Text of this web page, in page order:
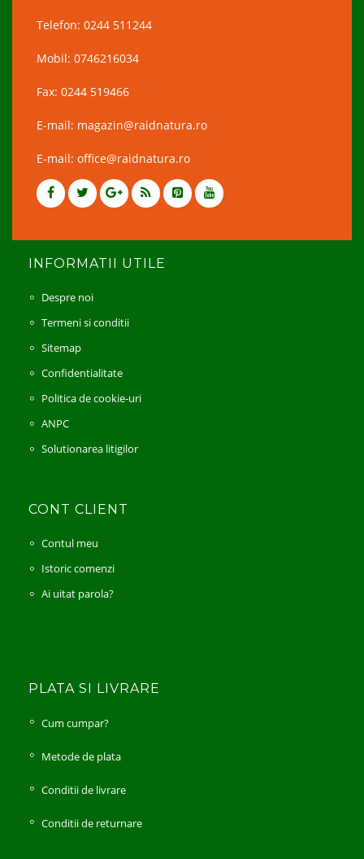
Telefon: 0244 511244
Mobil: 0746216034
Fax: 0244 519466
E-mail: magazin@raidnatura.ro
E-mail: office@raidnatura.ro
INFORMATII UTILE
Despre noi
Termeni si conditii
Sitemap
Confidentialitate
Politica de cookie-uri
ANPC
Solutionarea litigilor
CONT CLIENT
Contul meu
Istoric comenzi
Ai uitat parola?
PLATA SI LIVRARE
Cum cumpar?
Metode de plata
Conditii de livrare
Conditii de returnare